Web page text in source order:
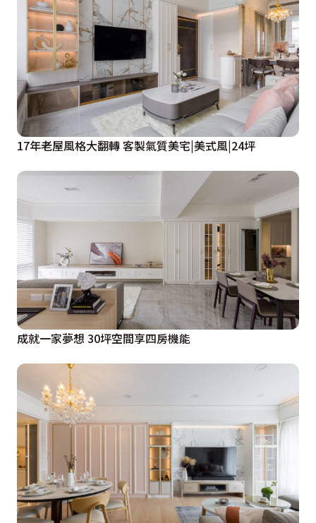
17年老屋風格大翻轉 客製氣質美宅|美式風|24坪
成就一家夢想 30坪空間享四房機能